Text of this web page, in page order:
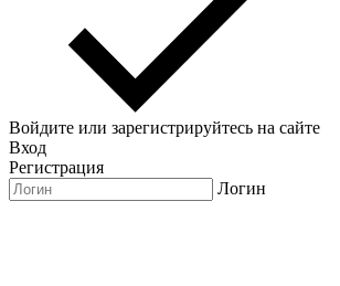
Войдите или зарегистрируйтесь на сайте
Вход
Регистрация
Логин